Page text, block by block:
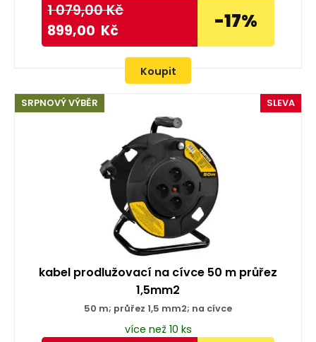
1 079,00Kč
899,00 Kč -17%
Koupit
SLEVA
SRPNOVÝ VÝBĚR
kabel prodlužovací na cívce 50 m průřez
1,5mm2
50 m; průřez 1,5 mm2; na cívce
více než 10 ks